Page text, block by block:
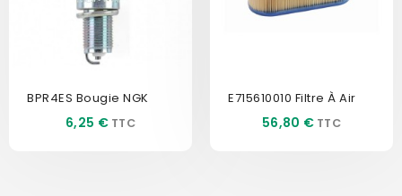
BPR4ES Bougie NGK
Prix
6,25 €
E715610010 Filtre À Air
Prix
56,80 €